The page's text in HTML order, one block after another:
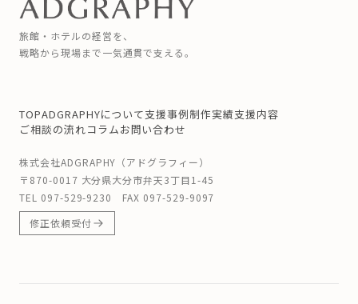
旅館・ホテルの経営を、
戦略から現場まで一気通貫で支える。
TOPADGRAPHYについて支援事例制作実績支援内容
ご相談の流れコラムお問い合わせ
株式会社ADGRAPHY（アドグラフィー）
〒870-0017 大分県大分市弁天3丁目1-45
TEL 097-529-9230
FAX 097-529-9097
修正依頼受付